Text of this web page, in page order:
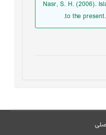
Nasr, S. H. (2006).
to the